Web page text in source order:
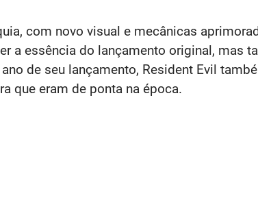
com novo visual e mecânicas
a essência do lançamento original, mas
de seu lançamento, Resident Evil
que eram de ponta na época.